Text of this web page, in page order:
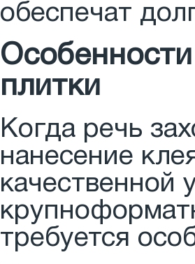
обеспечат
плитки
Когда речь
нанесение
качественной
требуется